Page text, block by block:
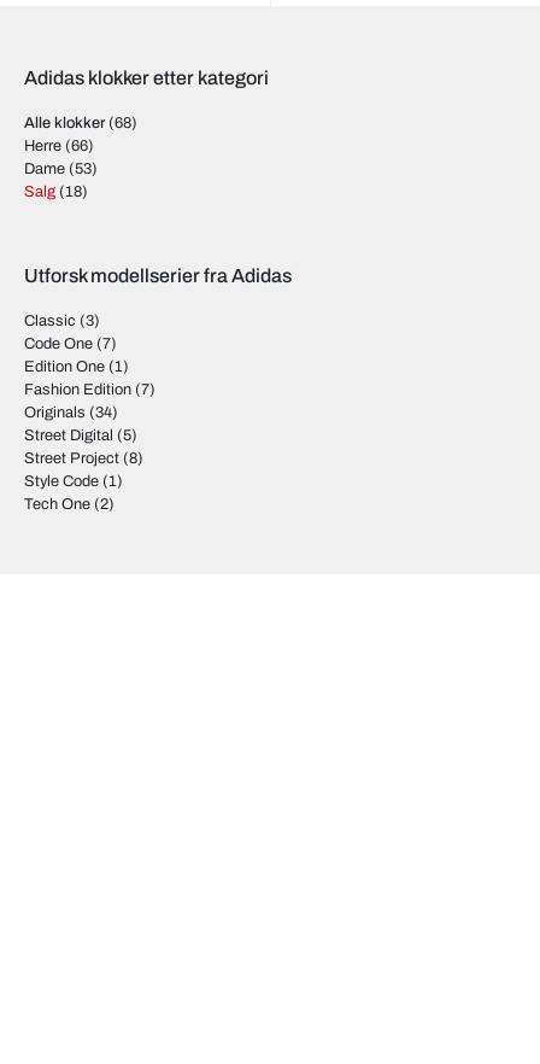
Adidas klokker etter kategori
Alle klokker(68)
Herre (66)
Dame (53)
Salg (18)
Utforsk modellserier fra Adidas
Classic (3)
Code One (7)
Edition One (1)
Fashion Edition (7)
Originals (34)
Street Digital (5)
Street Project (8)
Style Code (1)
Tech One (2)